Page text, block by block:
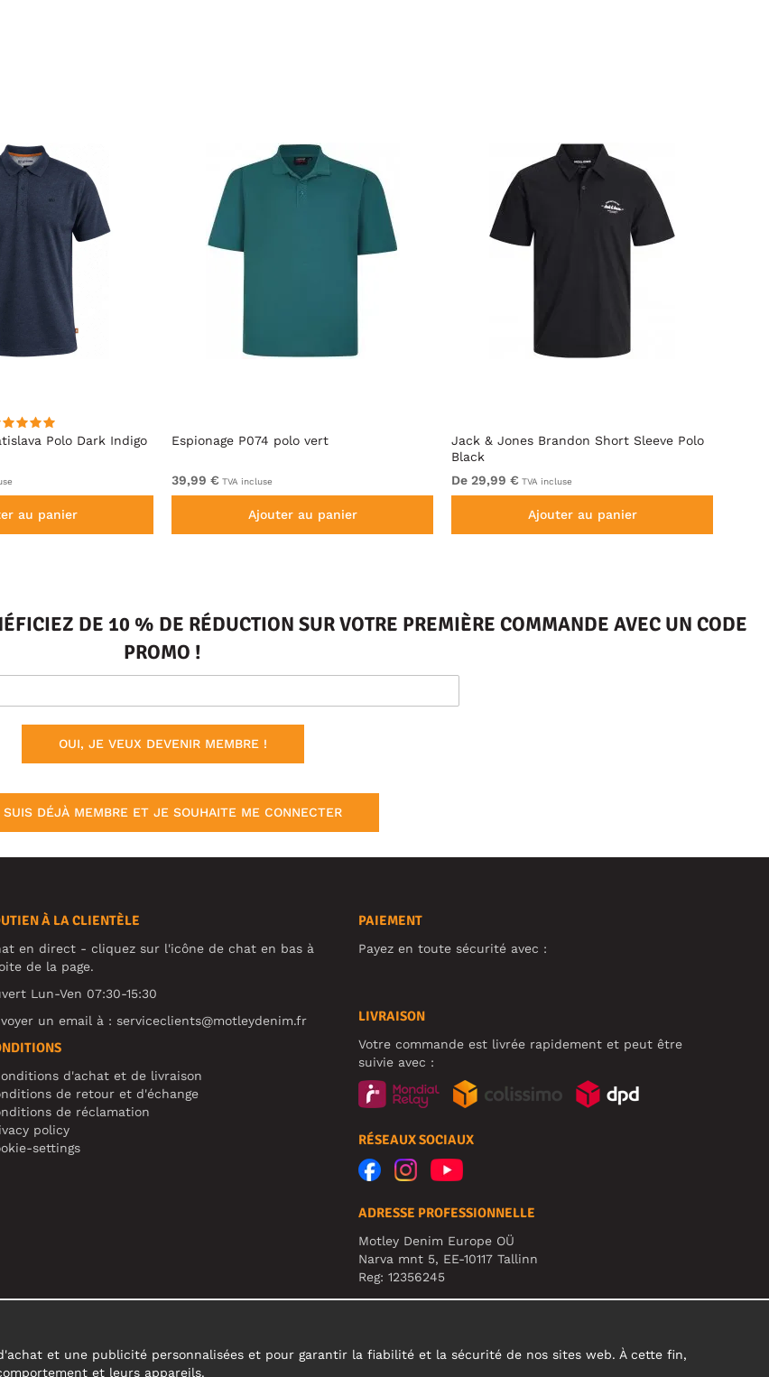
Polo Dark Indigo
au panier
Espionage P074 polo vert
39,99 € TVA incluse
Ajouter au panier
Jack & Jones Brandon Short Sleeve Polo
Black
De 29,99 € TVA incluse
Ajouter au panier
DE 10 % DE RÉDUCTION SUR VOTRE PREMIÈRE COMMANDE AVEC UN CODE
PROMO !
OUI, JE VEUX DEVENIR MEMBRE !
DÉJÀ MEMBRE ET JE SOUHAITE ME CONNECTER
À LA CLIENTÈLE
en direct - cliquez sur l'icône de chat en bas à
de la page.
Lun-Ven 07:30-15:30
un email à :serviceclients@motleydenim.fr
d'achat et de livraison
de retour et d'échange
de réclamation
policy
settings
PAIEMENT
Payez en toute sécurité avec :
LIVRAISON
Votre commande est livrée rapidement et peut être
suivie avec :
RÉSEAUX SOCIAUX
ADRESSE PROFESSIONNELLE
Motley Denim Europe OÜ
Narva mnt 5, EE-10117 Tallinn
Reg: 12356245
ATTENTION ! N'envoyez pas les retours de produits à
et une publicité personnalisées et pour garantir la fiabilité et la sécurité de nos sites web. À cette fin,
et leurs appareils.